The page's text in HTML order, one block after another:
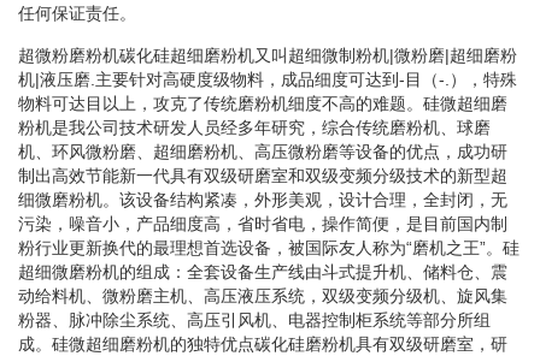
任何保证责任。
超微粉磨粉机碳化硅超细磨粉机又叫超细微制粉机|微粉磨|超细磨粉
机|液压磨.主要针对高硬度级物料，成品细度可达到-目（-.），特殊
物料可达目以上，攻克了传统磨粉机细度不高的难题。硅微超细磨
粉机是我公司技术研发人员经多年研究，综合传统磨粉机、球磨
机、环风微粉磨、超细磨粉机、高压微粉磨等设备的优点，成功研
制出高效节能新一代具有双级研磨室和双级变频分级技术的新型超
细微磨粉机。该设备结构紧凑，外形美观，设计合理，全封闭，无
污染，噪音小，产品细度高，省时省电，操作简便，是目前国内制
粉行业更新换代的最理想首选设备，被国际友人称为“磨机之王”。硅
超细微磨粉机的组成：全套设备生产线由斗式提升机、储料仓、震
动给料机、微粉磨主机、高压液压系统，双级变频分级机、旋风集
粉器、脉冲除尘系统、高压引风机、电器控制柜系统等部分所组
成。硅微超细磨粉机的独特优点碳化硅磨粉机具有双级研磨室，研